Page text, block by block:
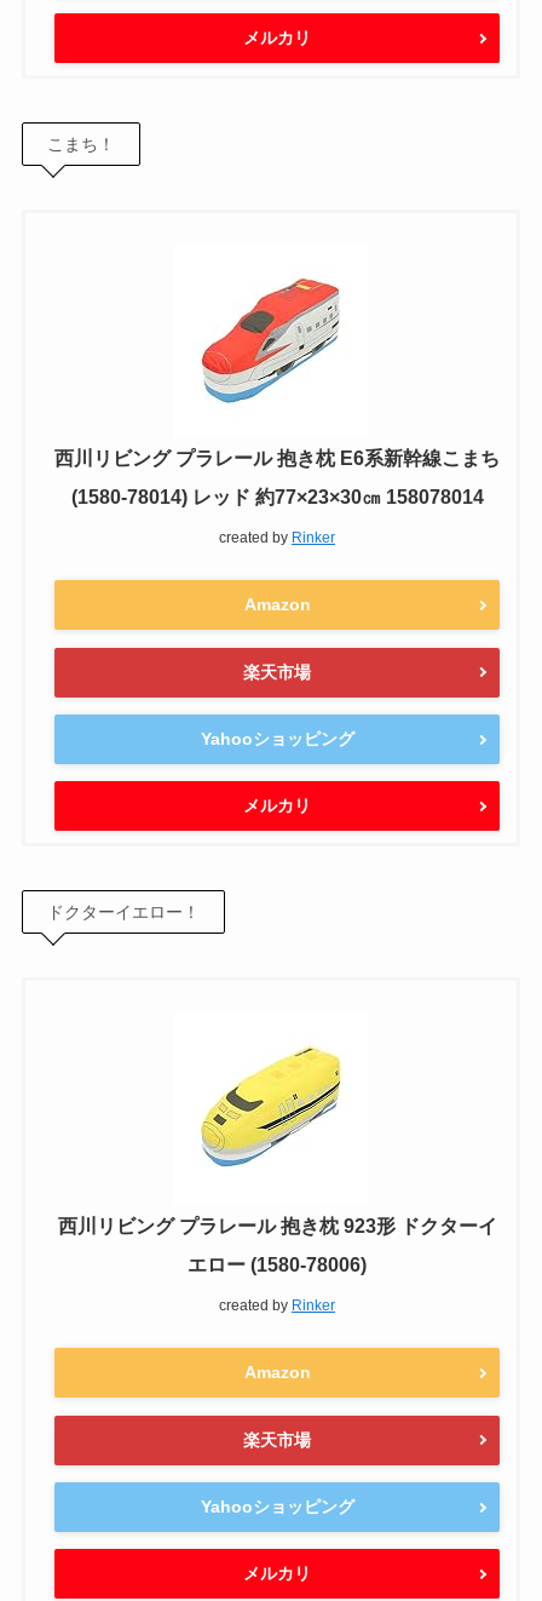
メルカリ
こまち！
西川リビング プラレール 抱き枕 E6系新幹線こまち
(1580-78014) レッド 約77×23×30㎝ 158078014
created by Rinker
Amazon
楽天市場
Yahooショッピング
メルカリ
ドクターイエロー！
西川リビング プラレール 抱き枕 923形 ドクターイ
エロー (1580-78006)
created by Rinker
Amazon
楽天市場
Yahooショッピング
メルカリ